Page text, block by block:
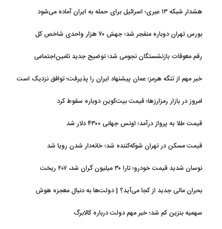
هشدار شبکه ۱۳ عبری؛ اسرائیل برای حمله به ایران آماده می‌شود
بورس تهران دوباره منفجر شد؛ جهش ۷۰ هزار واحدی شاخص کل
رقم معوقات بازنشستگان نجومی شد؛ توضیح جدید تامین‌اجتماعی
خبر مهم از تنگه هرمز؛ عمان پیشنهاد ایران را پذیرفت؛ توافق نزدیک است
امروز در بازار رمزارزها؛ قیمت بیت‌کوین دوباره سقوط کرد
قیمت طلا به پرواز درآمد؛ اونس جهانی ۴۳۰۰ دلار شد
قیمت مسکن در تهران شوکه‌کننده شد؛ خانه‌دار شدن رویا شد
نوسان شدید قیمت خودرو؛ تارا ۳۰ میلیون گران شد، ۲۰۷ ریخت
بحران مالی جدید از کجا می‌آید؟ | دولت‌ها به دنبال معجزه هوش
سهمیه بنزین کم شد؛ خبر مهم دولت درباره کالابرگ